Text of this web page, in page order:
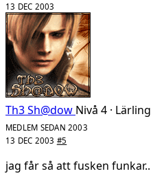
13 DEC 2003
Th3 Sh@dow Nivå 4 · Lärling
MEDLEM SEDAN 2003
13 DEC 2003 #5
jag får så att fusken funkar..